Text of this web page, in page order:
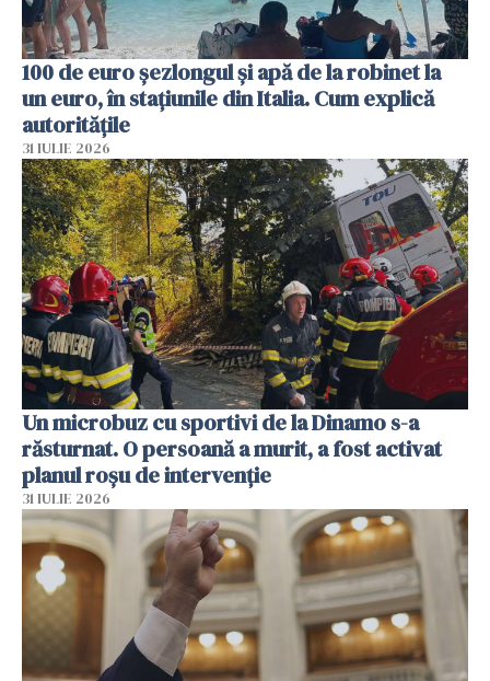
100 de euro șezlongul și apă de la robinet la
un euro, în stațiunile din Italia. Cum explică
autoritățile
31 IULIE 2026
Un microbuz cu sportivi de la Dinamo s-a
răsturnat. O persoană a murit, a fost activat
planul roșu de intervenție
31 IULIE 2026